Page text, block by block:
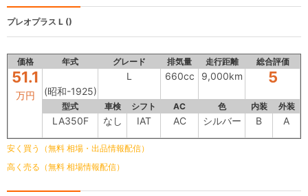
プレオプラス L ()
価格 年式 グレード 排気量 走行距離 総合評価
51.1
万円 (昭和-1925)
L 660cc 9,000km 5
型式 車検 シフト AC 色 内装 外装
LA350F なし IAT AC シルバー B A
安く買う（無料 相場・出品情報配信）
高く売る（無料 相場情報配信）